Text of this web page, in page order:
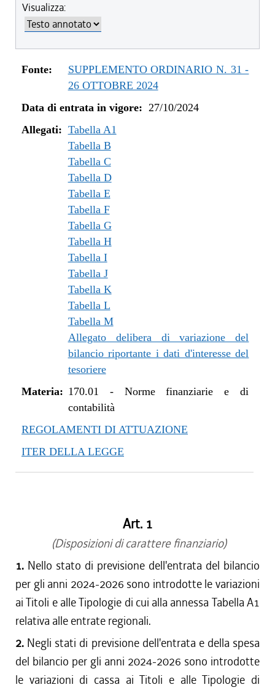
Visualizza:
Fonte:
SUPPLEMENTO ORDINARIO N. 31 -
26 OTTOBRE 2024
Data di entrata in vigore: 27/10/2024
Allegati: Tabella A1
Tabella B
Tabella C
Tabella D
Tabella E
Tabella F
Tabella G
Tabella H
Tabella I
Tabella J
Tabella K
Tabella L
Tabella M
Allegato delibera di variazione del
bilancio riportante i dati d'interesse del
tesoriere
Materia: 170.01 - Norme finanziarie e di
contabilità
REGOLAMENTI DI ATTUAZIONE
ITER DELLA LEGGE
Art. 1
(Disposizioni di carattere finanziario)
1. Nello stato di previsione dell'entrata del bilancio
per gli anni 2024-2026 sono introdotte le variazioni
ai Titoli e alle Tipologie di cui alla annessa Tabella A1
relativa alle entrate regionali.
2. Negli stati di previsione dell'entrata e della spesa
del bilancio per gli anni 2024-2026 sono introdotte
le variazioni di cassa ai Titoli e alle Tipologie di